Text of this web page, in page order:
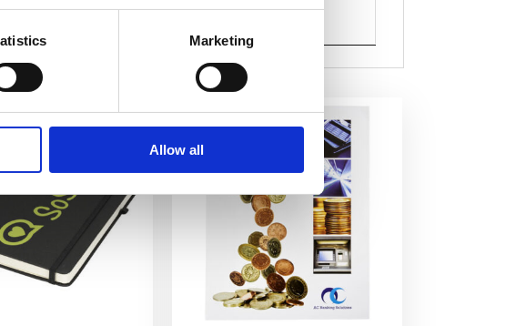
Marketing
Allow all